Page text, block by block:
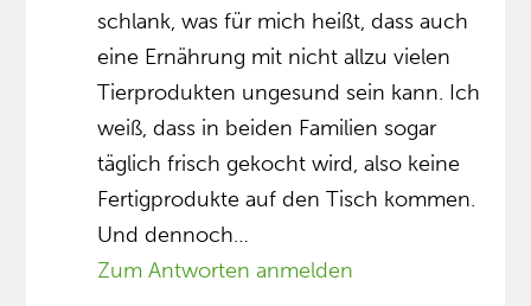
schlank, was für mich heißt, dass auch
eine Ernährung mit nicht allzu vielen
Tierprodukten ungesund sein kann. Ich
weiß, dass in beiden Familien sogar
täglich frisch gekocht wird, also keine
Fertigprodukte auf den Tisch kommen.
Und dennoch…
Zum Antworten anmelden